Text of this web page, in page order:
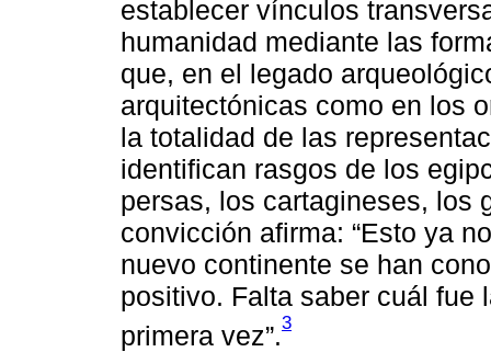
establecer vínculos
humanidad mediante las
que, en el legado
arquitectónicas como en los
la totalidad de las
identifican rasgos de los
persas, los cartagineses, los
convicción afirma: “Esto ya
nuevo continente se han
positivo. Falta saber cuál fue
primera vez”.3